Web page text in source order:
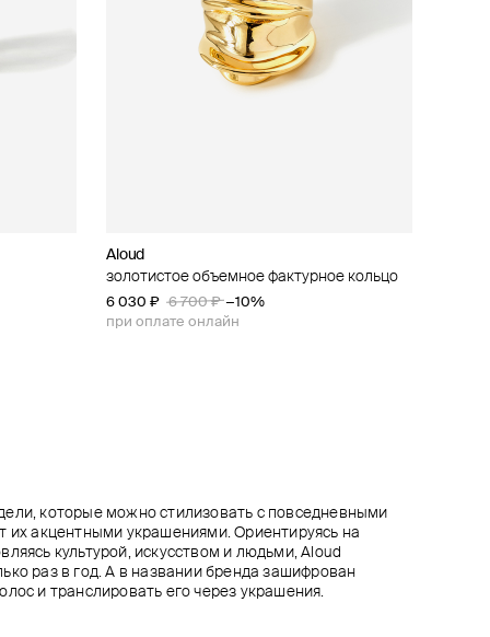
Aloud
золотистое объемное фактурное кольцо
6 030 ₽ 6 700 ₽ −10%
при оплате онлайн
Aloud
золотистое кольцо с желтой вставкой
4 410 ₽ 4 900 ₽ −10%
при оплате онлайн
Tannum
золотистое кольцо «луна и солнце»
3 600 ₽ 4 500 ₽ −20%
при оплате онлайн
Tannum
золотистое кольцо с помятой монетой
2 500 ₽
которые можно стилизовать с повседневными
их акцентными украшениями. Ориентируясь на
культурой, искусством и людьми, Aloud
раз в год. А в названии бренда зашифрован
и транслировать его через украшения.